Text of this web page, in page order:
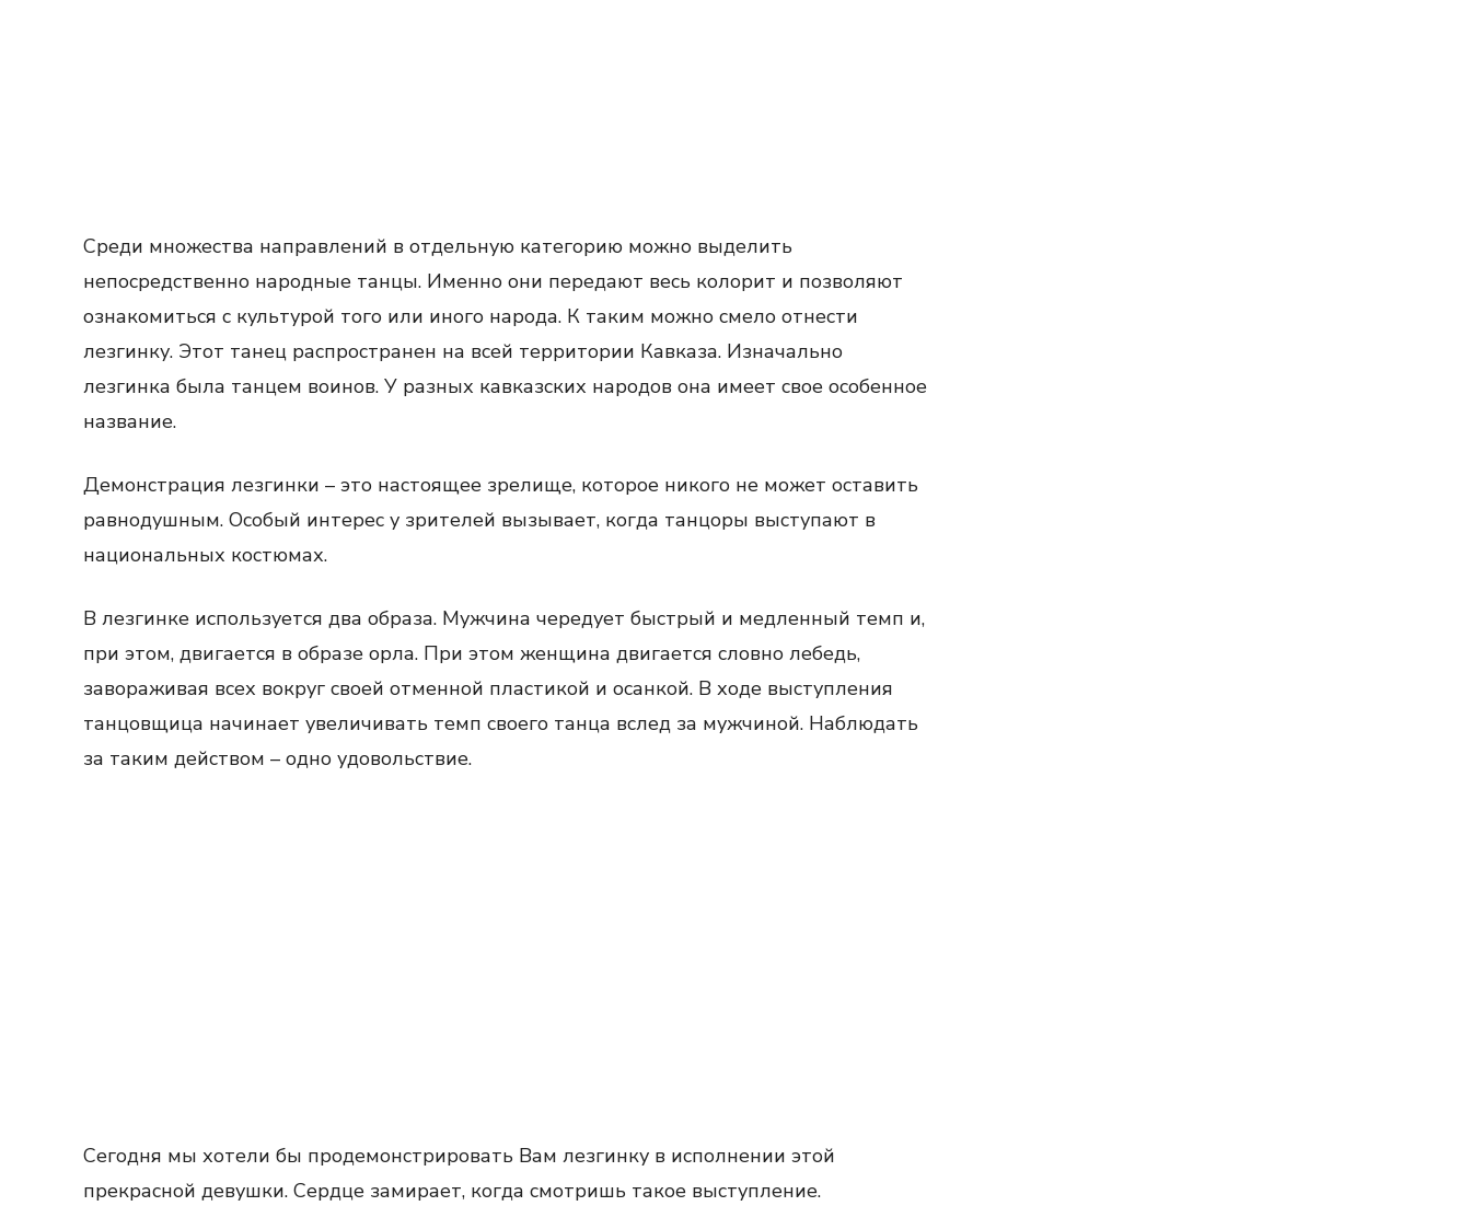
Среди множества направлений в отдельную категорию можно выделить
непосредственно народные танцы. Именно они передают весь колорит и позволяют
ознакомиться с культурой того или иного народа. К таким можно смело отнести
лезгинку. Этот танец распространен на всей территории Кавказа. Изначально
лезгинка была танцем воинов. У разных кавказских народов она имеет свое особенное
название.
Демонстрация лезгинки – это настоящее зрелище, которое никого не может оставить
равнодушным. Особый интерес у зрителей вызывает, когда танцоры выступают в
национальных костюмах.
В лезгинке используется два образа. Мужчина чередует быстрый и медленный темп и,
при этом, двигается в образе орла. При этом женщина двигается словно лебедь,
завораживая всех вокруг своей отменной пластикой и осанкой. В ходе выступления
танцовщица начинает увеличивать темп своего танца вслед за мужчиной. Наблюдать
за таким действом – одно удовольствие.
Сегодня мы хотели бы продемонстрировать Вам лезгинку в исполнении этой
прекрасной девушки. Сердце замирает, когда смотришь такое выступление.